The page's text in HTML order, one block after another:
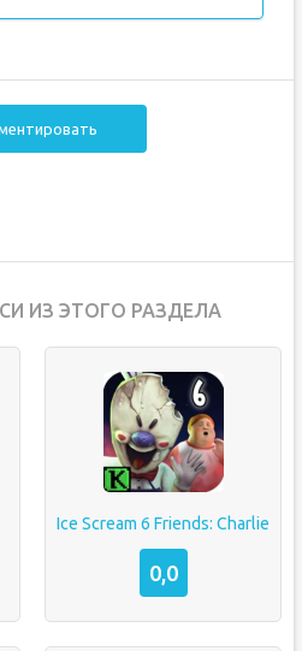
ИЗ ЭТОГО РАЗДЕЛА
Ice Scream 6 Friends: Charlie
0,0